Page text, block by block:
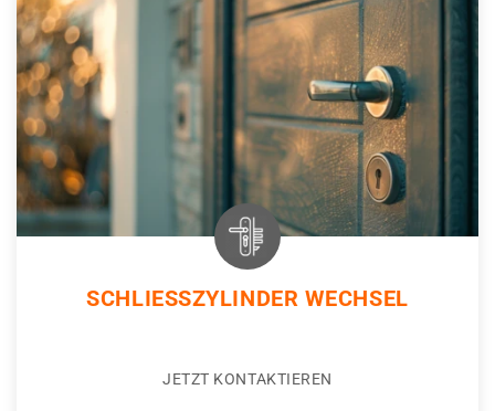
SCHLIESSZYLINDER WECHSEL
JETZT KONTAKTIEREN